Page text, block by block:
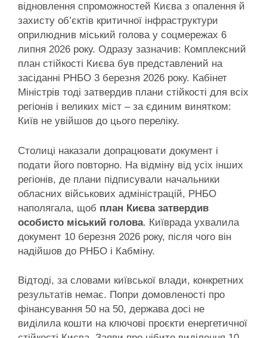
відновлення спроможностей Києва з опалення й
захисту об’єктів критичної інфраструктури
оприлюднив міський голова у соцмережах 6
липня 2026 року. Одразу зазначив: Комплексний
план стійкості Києва був представлений на
засіданні РНБО 3 березня 2026 року. Кабінет
Міністрів тоді затвердив плани стійкості для всіх
регіонів і великих міст – за єдиним винятком:
Київ не увійшов до цього переліку.
Столиці наказали допрацювати документ і
подати його повторно. На відміну від усіх інших
регіонів, де плани підписували начальники
обласних військових адміністрацій, РНБО
наполягала, щоб план Києва затвердив
особисто міський голова. Київрада ухвалила
документ 10 березня 2026 року, після чого він
надійшов до РНБО і Кабміну.
Відтоді, за словами київської влади, конкретних
результатів немає. Попри домовленості про
фінансування 50 на 50, держава досі не
виділила кошти на ключові проєкти енергетичної